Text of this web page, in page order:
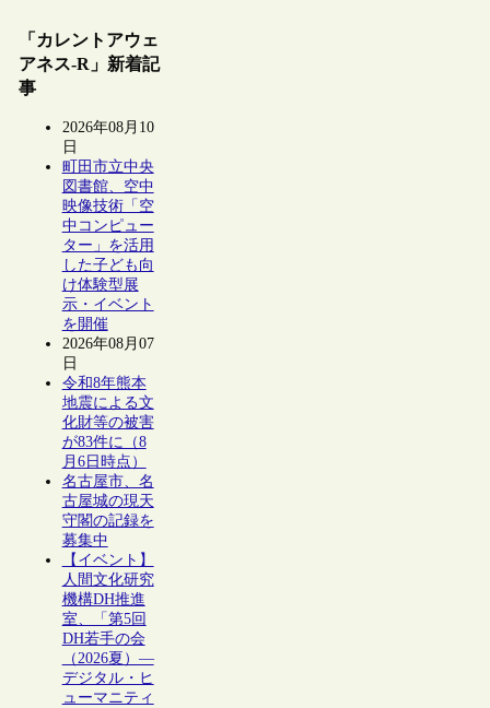
「カレントアウェ
アネス-R」新着記
事
2026年08月10
日
町田市立中央
図書館、空中
映像技術「空
中コンピュー
ター」を活用
した子ども向
け体験型展
示・イベント
を開催
2026年08月07
日
令和8年熊本
地震による文
化財等の被害
が83件に（8
月6日時点）
名古屋市、名
古屋城の現天
守閣の記録を
募集中
【イベント】
人間文化研究
機構DH推進
室、「第5回
DH若手の会
（2026夏）―
デジタル・ヒ
ューマニティ